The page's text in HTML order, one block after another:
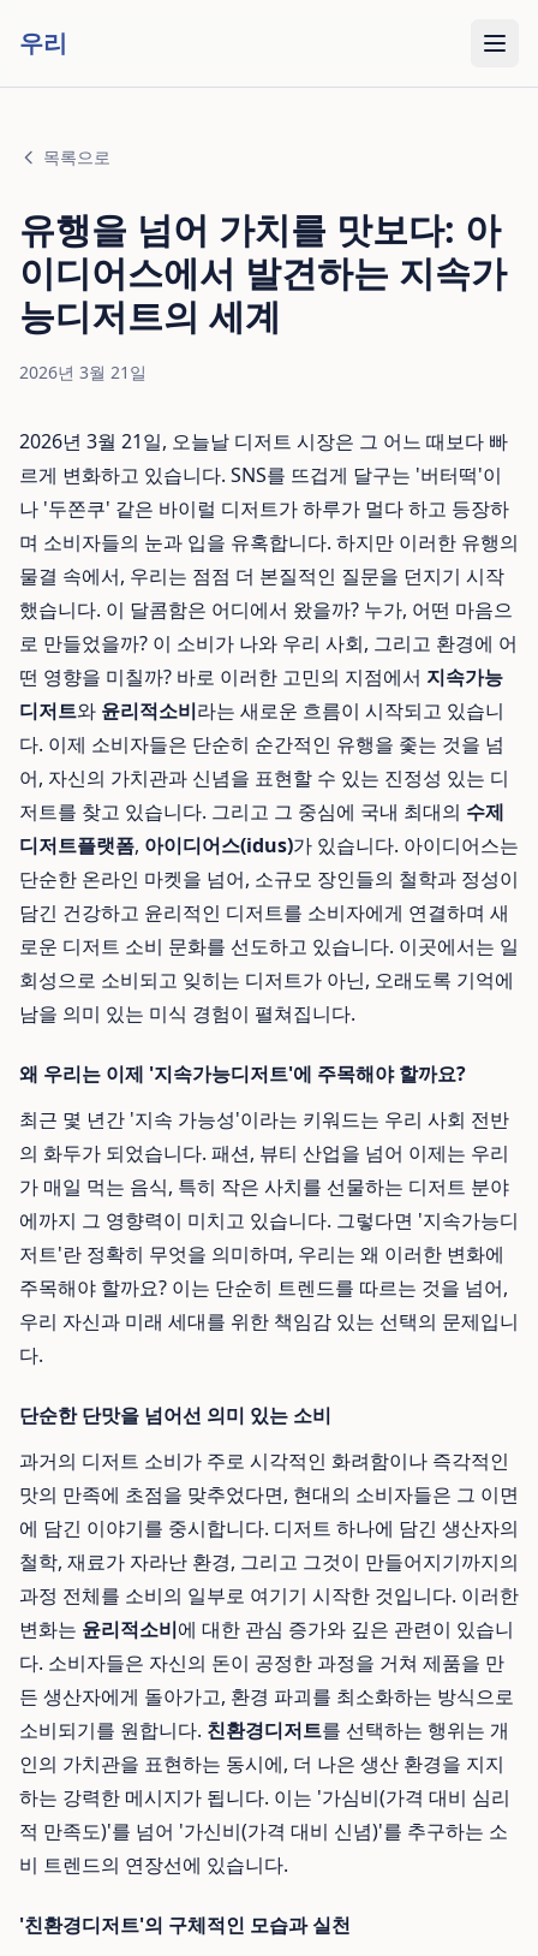
우리
목록으로
유행을 넘어 가치를 맛보다: 아
이디어스에서 발견하는 지속가
능디저트의 세계
2026년 3월 21일
2026년 3월 21일, 오늘날 디저트 시장은 그 어느 때보다 빠
르게 변화하고 있습니다. SNS를 뜨겁게 달구는 '버터떡'이
나 '두쫀쿠' 같은 바이럴 디저트가 하루가 멀다 하고 등장하
며 소비자들의 눈과 입을 유혹합니다. 하지만 이러한 유행의
물결 속에서, 우리는 점점 더 본질적인 질문을 던지기 시작
했습니다. 이 달콤함은 어디에서 왔을까? 누가, 어떤 마음으
로 만들었을까? 이 소비가 나와 우리 사회, 그리고 환경에 어
떤 영향을 미칠까? 바로 이러한 고민의 지점에서 지속가능
디저트와 윤리적소비라는 새로운 흐름이 시작되고 있습니
다. 이제 소비자들은 단순히 순간적인 유행을 좇는 것을 넘
어, 자신의 가치관과 신념을 표현할 수 있는 진정성 있는 디
저트를 찾고 있습니다. 그리고 그 중심에 국내 최대의 수제
디저트플랫폼, 아이디어스(idus)가 있습니다. 아이디어스는
단순한 온라인 마켓을 넘어, 소규모 장인들의 철학과 정성이
담긴 건강하고 윤리적인 디저트를 소비자에게 연결하며 새
로운 디저트 소비 문화를 선도하고 있습니다. 이곳에서는 일
회성으로 소비되고 잊히는 디저트가 아닌, 오래도록 기억에
남을 의미 있는 미식 경험이 펼쳐집니다.
왜 우리는 이제 '지속가능디저트'에 주목해야 할까요?
최근 몇 년간 '지속 가능성'이라는 키워드는 우리 사회 전반
의 화두가 되었습니다. 패션, 뷰티 산업을 넘어 이제는 우리
가 매일 먹는 음식, 특히 작은 사치를 선물하는 디저트 분야
에까지 그 영향력이 미치고 있습니다. 그렇다면 '지속가능디
저트'란 정확히 무엇을 의미하며, 우리는 왜 이러한 변화에
주목해야 할까요? 이는 단순히 트렌드를 따르는 것을 넘어,
우리 자신과 미래 세대를 위한 책임감 있는 선택의 문제입니
다.
단순한 단맛을 넘어선 의미 있는 소비
과거의 디저트 소비가 주로 시각적인 화려함이나 즉각적인
맛의 만족에 초점을 맞추었다면, 현대의 소비자들은 그 이면
에 담긴 이야기를 중시합니다. 디저트 하나에 담긴 생산자의
철학, 재료가 자라난 환경, 그리고 그것이 만들어지기까지의
과정 전체를 소비의 일부로 여기기 시작한 것입니다. 이러한
변화는 윤리적소비에 대한 관심 증가와 깊은 관련이 있습니
다. 소비자들은 자신의 돈이 공정한 과정을 거쳐 제품을 만
든 생산자에게 돌아가고, 환경 파괴를 최소화하는 방식으로
소비되기를 원합니다. 친환경디저트를 선택하는 행위는 개
인의 가치관을 표현하는 동시에, 더 나은 생산 환경을 지지
하는 강력한 메시지가 됩니다. 이는 '가심비(가격 대비 심리
적 만족도)'를 넘어 '가신비(가격 대비 신념)'를 추구하는 소
비 트렌드의 연장선에 있습니다.
'친환경디저트'의 구체적인 모습과 실천